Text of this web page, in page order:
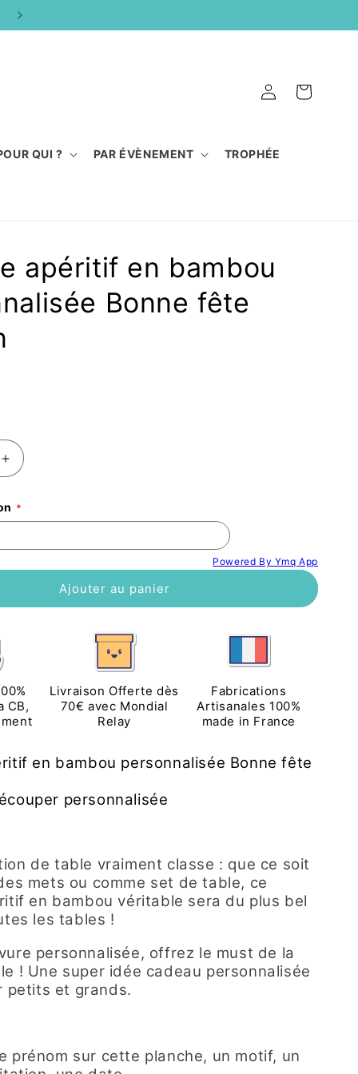
QUI ? PAR ÉVÈNEMENT TROPHÉE
ConnexionPanier
apéritif en bambou
Bonne fête
Augmenter
la
de
apéritif
en
personnalisée
Powered By Ymq App
Ajouter au panier
CB,
Livraison Offerte dès
70€ avec Mondial
Relay
Fabrications
Artisanales 100%
made in France
en bambou personnalisée Bonne fête
personnalisée
de table vraiment classe : que ce soit
mets ou comme set de table, ce
en bambou véritable sera du plus bel
les tables !
personnalisée, offrez le must de la
! Une super idée cadeau personnalisée
petits et grands.
prénom sur cette planche, un motif, un